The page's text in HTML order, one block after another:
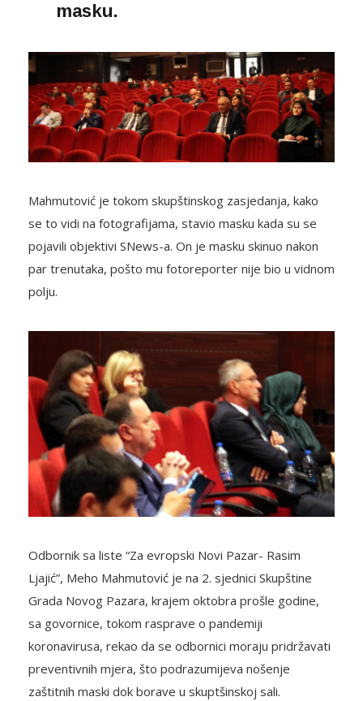
masku.
Mahmutović je tokom skupštinskog zasjedanja, kako
se to vidi na fotografijama, stavio masku kada su se
pojavili objektivi SNews-a. On je masku skinuo nakon
par trenutaka, pošto mu fotoreporter nije bio u vidnom
polju.
Odbornik sa liste “Za evropski Novi Pazar- Rasim
Ljajić”, Meho Mahmutović je na 2. sjednici Skupštine
Grada Novog Pazara, krajem oktobra prošle godine,
sa govornice, tokom rasprave o pandemiji
koronavirusa, rekao da se odbornici moraju pridržavati
preventivnih mjera, što podrazumijeva nošenje
zaštitnih maski dok borave u skuptšinskoj sali.